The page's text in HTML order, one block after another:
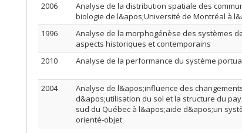
2006
Analyse de la distribution spatiale des
biologie de l&apos;Université de Montréal à
1996
Analyse de la morphogénèse des systèmes
aspects historiques et contemporains
2010 Analyse de la performance du système
2004
Analyse de l&apos;influence des
d&apos;utilisation du sol et la structure du
sud du Québec à l&apos;aide d&apos;un
orienté-objet